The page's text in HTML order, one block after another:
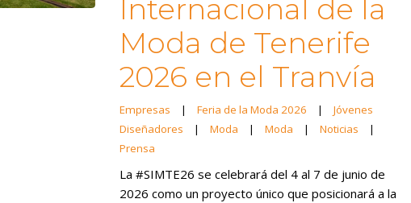
Internacional de la
Moda de Tenerife
2026 en el Tranvía
Empresas | Feria de la Moda 2026 |
Jóvenes
Diseñadores
| Moda | Moda | Noticias
|
Prensa
La #SIMTE26 se celebrará del 4 al 7 de junio de
2026 como un proyecto único que posicionará a la